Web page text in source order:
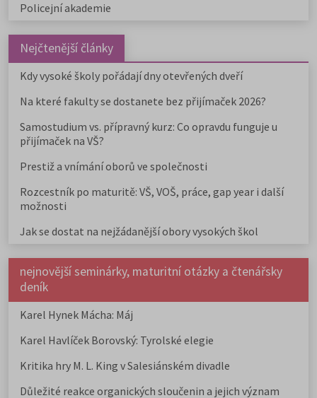
Policejní akademie
Nejčtenější články
Kdy vysoké školy pořádají dny otevřených dveří
Na které fakulty se dostanete bez přijímaček 2026?
Samostudium vs. přípravný kurz: Co opravdu funguje u
přijímaček na VŠ?
Prestiž a vnímání oborů ve společnosti
Rozcestník po maturitě: VŠ, VOŠ, práce, gap year i další
možnosti
Jak se dostat na nejžádanější obory vysokých škol
nejnovější seminárky, maturitní otázky a čtenářsky
deník
Karel Hynek Mácha: Máj
Karel Havlíček Borovský: Tyrolské elegie
Kritika hry M. L. King v Salesiánském divadle
Důležité reakce organických sloučenin a jejich význam